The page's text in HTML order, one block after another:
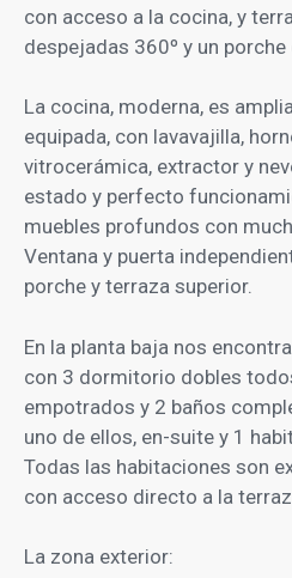
con acceso a la cocina, y
despejadas 360º y un
La cocina, moderna, es
equipada, con lavavajilla,
vitrocerámica, extractor y
estado y perfecto
muebles profundos con
Ventana y puerta
porche y terraza superior.
En la planta baja nos
con 3 dormitorio dobles
empotrados y 2 baños
uno de ellos, en-suite y 1
Todas las habitaciones son
con acceso directo a la
La zona exterior: